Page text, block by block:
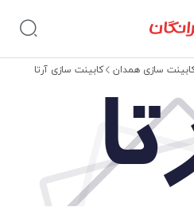
سازی همدان کابینت سازی آرتا